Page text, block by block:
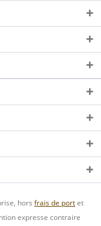
hors frais de portet
expresse contraire